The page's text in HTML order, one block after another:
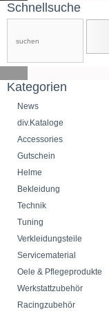
Schnellsuche
Kategorien
News
div.Kataloge
Accessories
Gutschein
Helme
Bekleidung
Technik
Tuning
Verkleidungsteile
Servicematerial
Oele & Pflegeprodukte
Werkstattzubehör
Racingzubehör